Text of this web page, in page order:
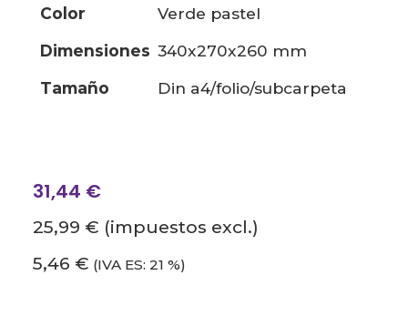
color
verde pastel
dimensiones
340x270x260 mm
tamaño
din a4/folio/subcarpeta
31,44 €
25,99 € (impuestos excl.)
5,46 € (IVA ES: 21 %)